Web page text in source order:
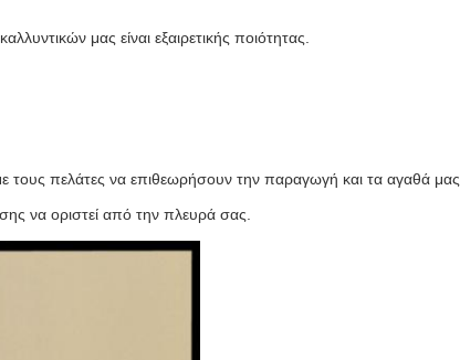
μας είναι εξαιρετικής ποιότητας.
πελάτες να επιθεωρήσουν την παραγωγή και τα αγαθά μας.
να οριστεί από την πλευρά σας.